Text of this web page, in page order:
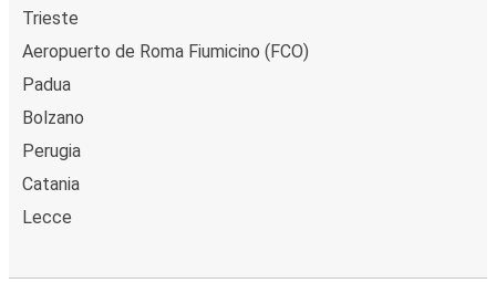
Trieste
Aeropuerto de Roma Fiumicino (FCO)
Padua
Bolzano
Perugia
Catania
Lecce